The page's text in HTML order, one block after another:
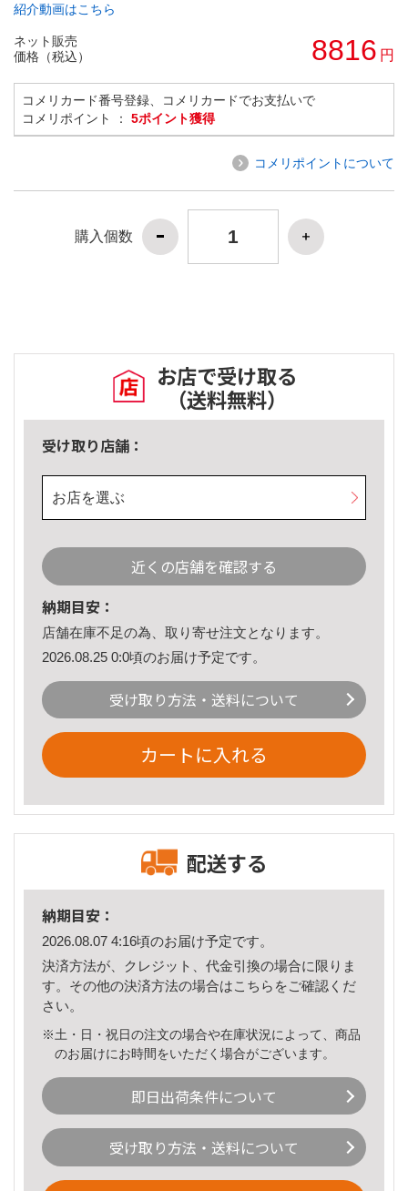
紹介動画はこちら
ネット販売
価格（税込）
8816 円
コメリカード番号登録、コメリカードでお支払いで
コメリポイント ： 5ポイント獲得
コメリポイントについて
購入個数
お店で受け取る
（送料無料）
受け取り店舗：
お店を選ぶ
近くの店舗を確認する
納期目安：
店舗在庫不足の為、取り寄せ注文となります。
2026.08.25 0:0頃のお届け予定です。
受け取り方法・送料について
カートに入れる
配送する
納期目安：
2026.08.07 4:16頃のお届け予定です。
決済方法が、クレジット、代金引換の場合に限りま
す。その他の決済方法の場合はこちら をご確認くだ
さい。
※土・日・祝日の注文の場合や在庫状況によって、商品
のお届けにお時間をいただく場合がございます。
即日出荷条件について
受け取り方法・送料について